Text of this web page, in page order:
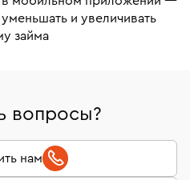
и увеличивать
займа
вопросы?
нам